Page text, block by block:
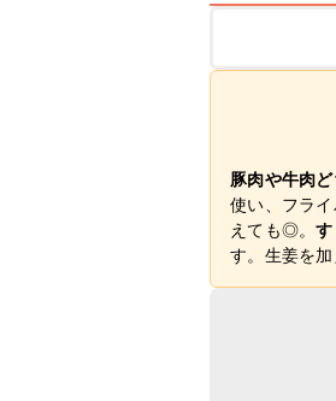
豚肉や牛肉
使い、フラ
えても◎。
す。生姜を